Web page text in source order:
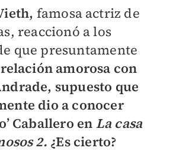
famosa actriz de
reaccionó a los
que presuntamente
amorosa con
supuesto que
dio a conocer
Caballero en La casa
2. ¿Es cierto?